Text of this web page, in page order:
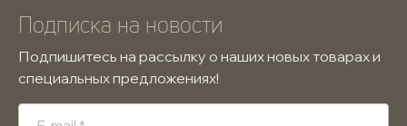
Подписка на новости
Подпишитесь на рассылку о наших новых товарах и
специальных предложениях!